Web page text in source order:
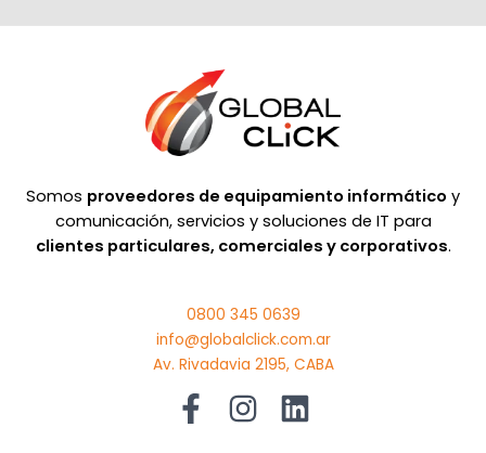
Somos proveedores de equipamiento informático y
comunicación, servicios y soluciones de IT para
clientes particulares, comerciales y corporativos.
0800 345 0639
info@globalclick.com.ar
Av. Rivadavia 2195, CABA